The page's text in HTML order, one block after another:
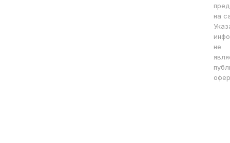
на
не